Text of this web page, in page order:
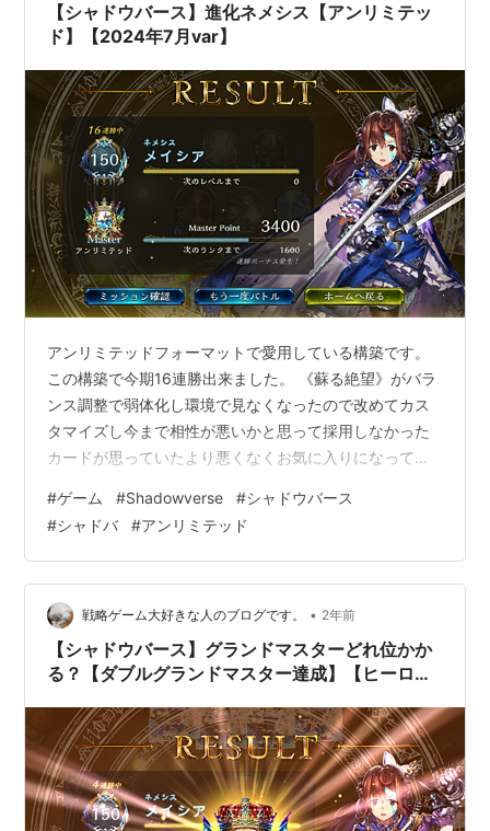
【シャドウバース】進化ネメシス【アンリミテッ
ド】【2024年7月var】
アンリミテッドフォーマットで愛用している構築です。
この構築で今期16連勝出来ました。 《蘇る絶望》がバラ
ンス調整で弱体化し環境で見なくなったので改めてカス
タマイズし今まで相性が悪いかと思って採用しなかった
カードが思っていたより悪くなくお気に入りになってし
#ゲーム #Shadowverse #シャドウバース
#シャドバ #アンリミテッド
戦略ゲーム大好きな人のブログです。 • 2年前
【シャドウバース】グランドマスターどれ位かか
る？【ダブルグランドマスター達成】【ヒーロー